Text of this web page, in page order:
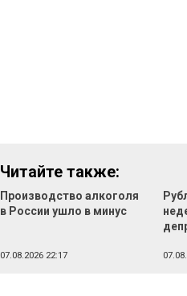
Читайте также:
Производство алкоголя
в России ушло в минус
07.08.2026 22:17